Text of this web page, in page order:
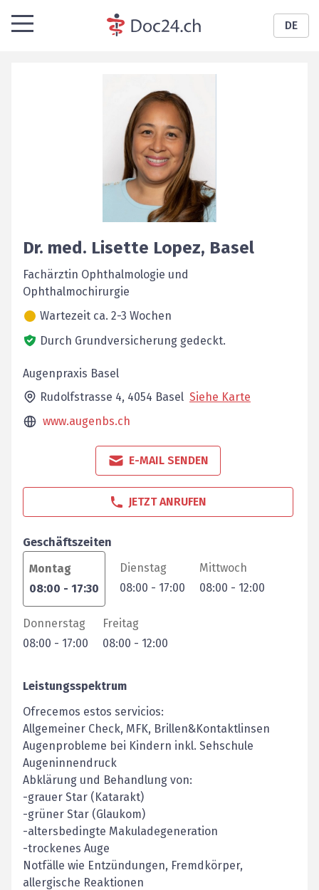
DE
Dr. med. Lisette Lopez, Basel
Fachärztin Ophthalmologie und
Ophthalmochirurgie
Wartezeit ca. 2-3 Wochen
Durch Grundversicherung gedeckt.
Augenpraxis Basel
Rudolfstrasse 4, 4054 Basel Siehe Karte
www.augenbs.ch
E-MAIL SENDEN
JETZT ANRUFEN
Geschäftszeiten
Montag
08:00 - 17:30
Dienstag
08:00 - 17:00
Mittwoch
08:00 - 12:00
Donnerstag
08:00 - 17:00
Freitag
08:00 - 12:00
Leistungsspektrum
Ofrecemos estos servicios:
Allgemeiner Check, MFK, Brillen&Kontaktlinsen
Augenprobleme bei Kindern inkl. Sehschule
Augeninnendruck
Abklärung und Behandlung von:
-grauer Star (Katarakt)
-grüner Star (Glaukom)
-altersbedingte Makuladegeneration
-trockenes Auge
Notfälle wie Entzündungen, Fremdkörper,
allergische Reaktionen